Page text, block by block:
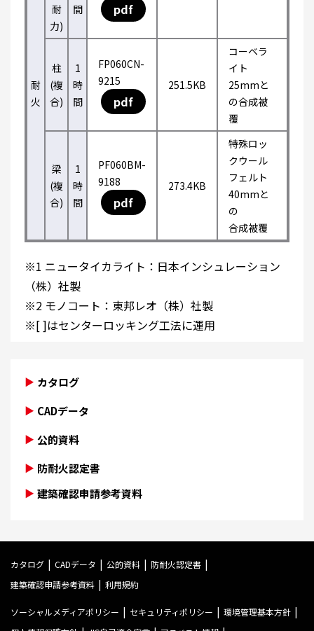
耐
火
耐
力)
間
pdf
柱
(複
合)
1
時
間
FP060CN-
9215
pdf
251.5KB
コーベラ
イト
25mmと
の合成被
覆
梁
(複
合)
1
時
間
PF060BM-
9188
pdf
273.4KB
特殊ロッ
クウール
フェルト
40mmと
の
合成被覆
※1 ニュータイカライト：日本インシュレーション
（株）社製
※2 モノコート：東邦レオ（株）社製
※[ ]はセンターロッキング工法に運用
カタログ
CADデータ
公的資料
防耐火認定書
建築確認申請参考資料
カタログ CADデータ 公的資料
防耐火認定書
建築確認申請参考資料
利用規約
ソーシャルメディアポリシー セキュリティポリシー
環境管理基本方針